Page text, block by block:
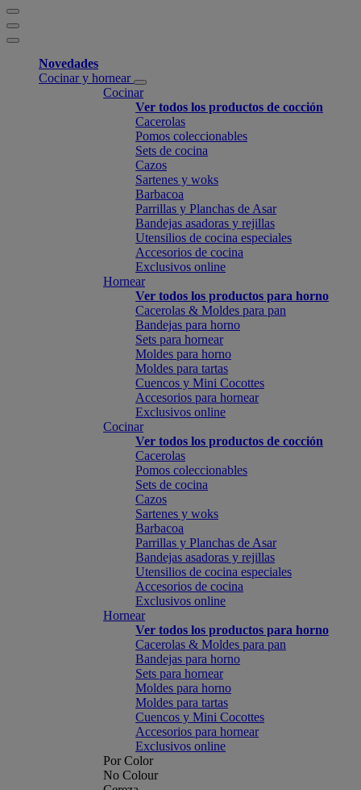
Novedades
Cocinar y hornear
Cocinar
Ver todos los productos de cocción
Cacerolas
Pomos coleccionables
Sets de cocina
Cazos
Sartenes y woks
Barbacoa
Parrillas y Planchas de Asar
Bandejas asadoras y rejillas
Utensilios de cocina especiales
Accesorios de cocina
Exclusivos online
Hornear
Ver todos los productos para horno
Cacerolas & Moldes para pan
Bandejas para horno
Sets para hornear
Moldes para horno
Moldes para tartas
Cuencos y Mini Cocottes
Accesorios para hornear
Exclusivos online
Cocinar
Ver todos los productos de cocción
Cacerolas
Pomos coleccionables
Sets de cocina
Cazos
Sartenes y woks
Barbacoa
Parrillas y Planchas de Asar
Bandejas asadoras y rejillas
Utensilios de cocina especiales
Accesorios de cocina
Exclusivos online
Hornear
Ver todos los productos para horno
Cacerolas & Moldes para pan
Bandejas para horno
Sets para hornear
Moldes para horno
Moldes para tartas
Cuencos y Mini Cocottes
Accesorios para hornear
Exclusivos online
Por Color
No Colour